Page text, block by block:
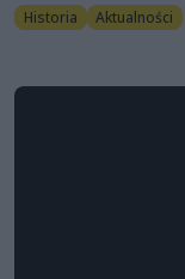
Historia Aktualności